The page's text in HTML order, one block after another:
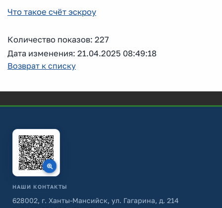
Что такое счёт эскроу
Количество показов: 227
Дата изменения: 21.04.2025 08:49:18
Возврат к списку
НАШИ КОНТАКТЫ
628002, г. Ханты-Мансийск, ул. Гагарина, д. 214